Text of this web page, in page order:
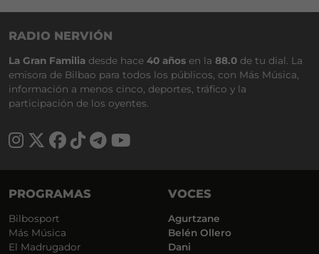
RADIO NERVIÓN
La Gran Familia desde hace 40 años en la 88.0 de tu dial. La
emisora de Bilbao para todos los públicos, con Más Música,
información a menos cinco, deportes, tráfico y la
participación de los oyentes.
PROGRAMAS
Bilbosport
Más Música
El Madrugador
VOCES
Agurtzane
Belén Ollero
Dani